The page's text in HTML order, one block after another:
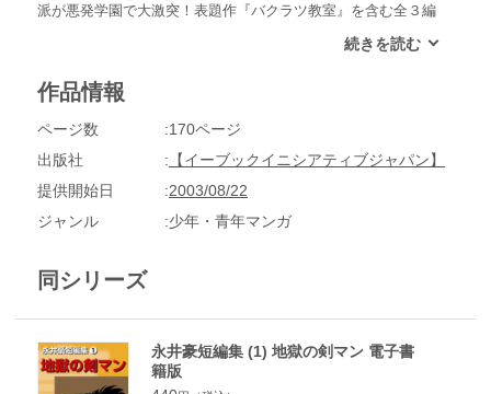
派が悪発学園で大激突！表題作『バクラツ教室』を含む全３編
作品：『バクラツ教室』『イシャシャン』『ドリーマン』
作品情報
ページ数
170ページ
出版社
【イーブックイニシアティブジャパン】
提供開始日
2003/08/22
ジャンル
少年・青年マンガ
同シリーズ
永井豪短編集 (1) 地獄の剣マン 電子書
籍版